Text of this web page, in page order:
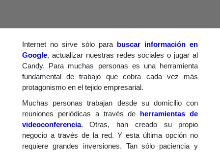
Internet no sirve sólo para buscar información en
Google, actualizar nuestras redes sociales o jugar al
Candy. Para muchas personas es una herramienta
fundamental de trabajo que cobra cada vez más
protagonismo en el tejido empresarial.
Muchas personas trabajan desde su domicilio con
reuniones periódicas a través de herramientas de
videoconferencia. Otras, han creado su propio
negocio a través de la red. Y esta última opción no
requiere grandes inversiones. Tan sólo paciencia y